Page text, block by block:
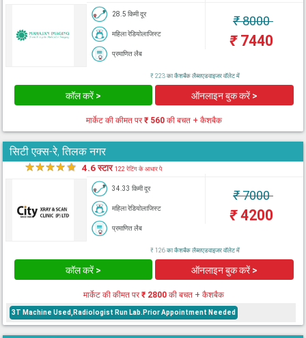
28.5 किमी दूर
महिला रेडियोलाजिस्ट
प्रमाणित लैब
₹8000
₹7440
₹ 223 का कैशबैक लैब्सएडवाइजर वॉलेट में
कॉल करें > ऑनलाइन बुक करें >
मार्केट की कीमत पर₹ 560की बचत + कैशबैक
सिटी एक्स-रे, तिलक नगर
★★★★★ 4.6 स्टार122 रेटिंग के आधार पे
34.33 किमी दूर
महिला रेडियोलाजिस्ट
प्रमाणित लैब
₹7000
₹4200
₹ 126 का कैशबैक लैब्सएडवाइजर वॉलेट में
कॉल करें > ऑनलाइन बुक करें >
मार्केट की कीमत पर₹ 2800 की बचत + कैशबैक
3T Machine Used,Radiologist Run Lab.Prior Appointment Needed